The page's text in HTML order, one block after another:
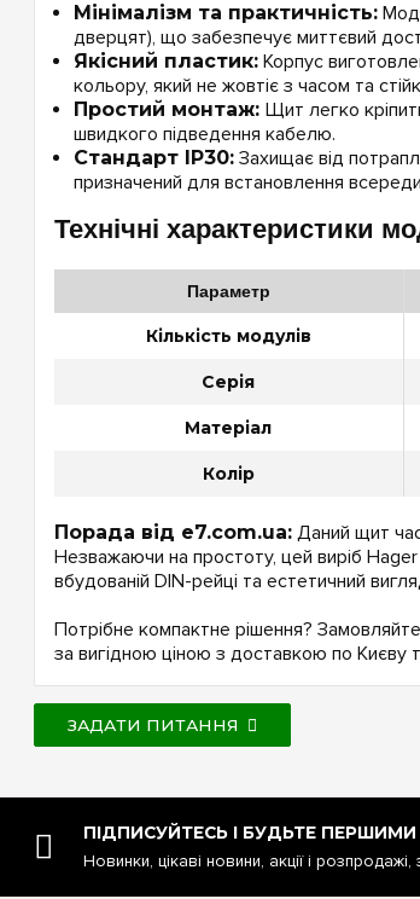
Мінімалізм та практичність:
дверцят), що забезпечує миттєвий
Якісний пластик:Корпус
кольору, який не жовтіє з часом та
Простий монтаж:Щит легко
швидкого підведення кабелю.
Стандарт IP30:Захищає від
призначений для встановлення
Технічні характеристики
Параметр
Кількість модулів
Серія
Матеріал
Колір
Порада від e7.com.ua:Даний щит
Незважаючи на простоту, цей виріб
вбудованій DIN-рейці та естетичний
Потрібне компактне рішення?
за вигідною ціною з доставкою по Києву
ЗАДАТИ ПИТАННЯ
ПІДПИСУЙТЕСЬ І БУДЬТЕ ПЕРШИМИ
Новинки, цікаві новини, акції і